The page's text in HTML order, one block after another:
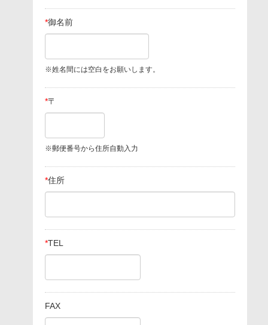
*御名前
※姓名間には空白をお願いします。
*〒
※郵便番号から住所自動入力
*住所
*TEL
FAX